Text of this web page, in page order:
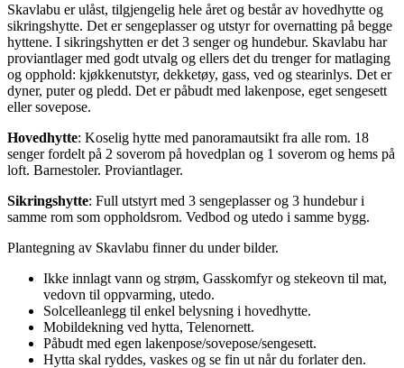
Skavlabu er ulåst, tilgjengelig hele året og består av hovedhytte og
sikringshytte. Det er sengeplasser og utstyr for overnatting på begge
hyttene. I sikringshytten er det 3 senger og hundebur. Skavlabu har
proviantlager med godt utvalg og ellers det du trenger for matlaging
og opphold: kjøkkenutstyr, dekketøy, gass, ved og stearinlys. Det er
dyner, puter og pledd. Det er påbudt med lakenpose, eget sengesett
eller sovepose.
Hovedhytte: Koselig hytte med panoramautsikt fra alle rom. 18
senger fordelt på 2 soverom på hovedplan og 1 soverom og hems på
loft. Barnestoler. Proviantlager.
Sikringshytte: Full utstyrt med 3 sengeplasser og 3 hundebur i
samme rom som oppholdsrom. Vedbod og utedo i samme bygg.
Plantegning av Skavlabu finner du under bilder.
Ikke innlagt vann og strøm, Gasskomfyr og stekeovn til mat,
vedovn til oppvarming, utedo.
Solcelleanlegg til enkel belysning i hovedhytte.
Mobildekning ved hytta, Telenornett.
Påbudt med egen lakenpose/sovepose/sengesett.
Hytta skal ryddes, vaskes og se fin ut når du forlater den.